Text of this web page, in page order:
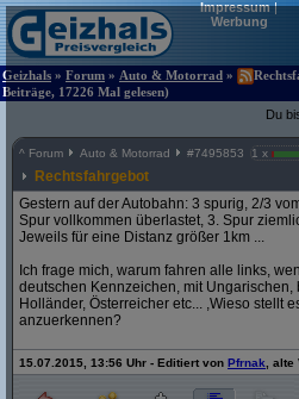
Impressum|
Werbung
Geizhals » Forum » Auto & Motorrad »
Beiträge, 17226 Mal gelesen)
Du
^ Forum Auto & Motorrad #7495853 1 x
Rechtsfahrgebot
Gestern auf der Autobahn: 3 spurig, 2/3
Spur vollkommen überlastet, 3. Spur
Jeweils für eine Distanz größer 1km ...
Ich frage mich, warum fahren alle links,
deutschen Kennzeichen, mit
Holländer, Österreicher etc... ,Wieso stellt
anzuerkennen?
15.07.2015, 13:56 Uhr - Editiert von Pfrnak ,